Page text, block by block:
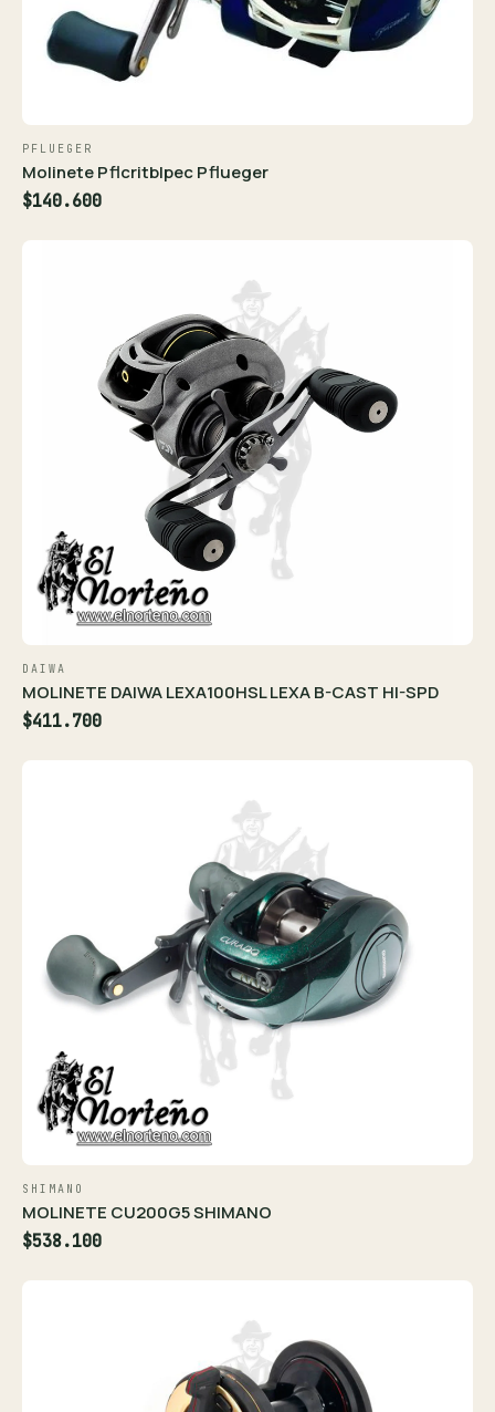
PFLUEGER
Molinete Pflcritblpec Pflueger
$140.600
DAIWA
MOLINETE DAIWA LEXA100HSL LEXA B-CAST HI-SPD
$411.700
SHIMANO
MOLINETE CU200G5 SHIMANO
$538.100